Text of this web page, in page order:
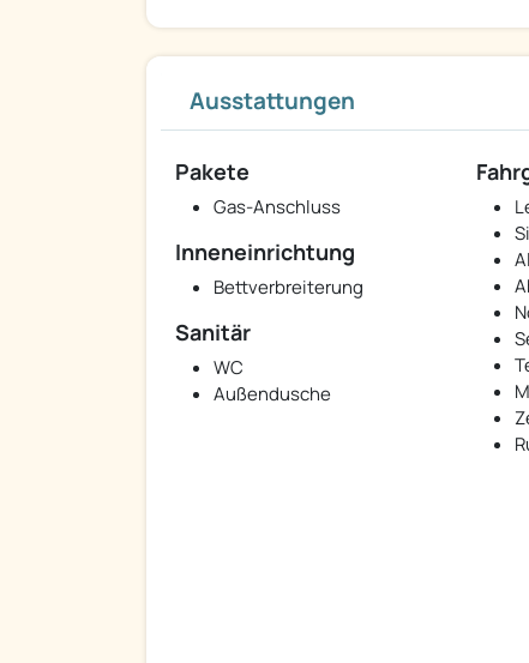
Ausstattungen
Pakete
Gas-Anschluss
Inneneinrichtung
Bettverbreiterung
Sanitär
WC
Außendusche